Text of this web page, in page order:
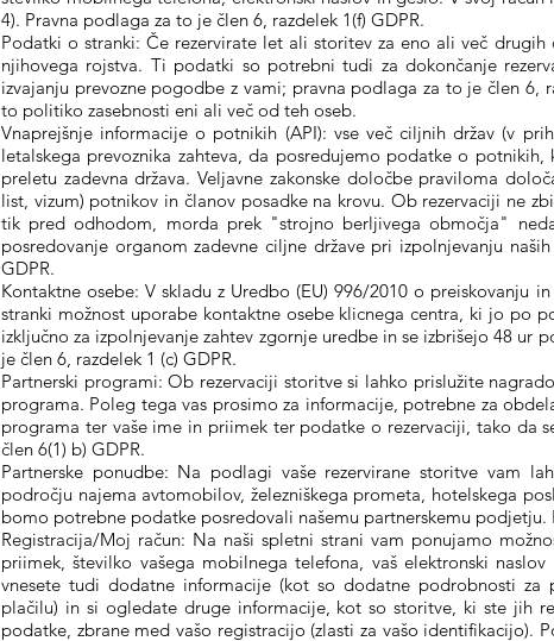
4). Pravna podlaga za to je člen 6, razdelek 1(f) GDPR.
Podatki o stranki: Če rezervirate let ali storitev za eno ali več
njihovega rojstva. Ti podatki so potrebni tudi za dokončanje
izvajanju prevozne pogodbe z vami; pravna podlaga za to je člen 6,
to politiko zasebnosti eni ali več od teh oseb.
Vnaprejšnje informacije o potnikih (API): vse več ciljnih držav (v
letalskega prevoznika zahteva, da posredujemo podatke o
preletu zadevna država. Veljavne zakonske določbe praviloma
list, vizum) potnikov in članov posadke na krovu. Ob rezervaciji ne
tik pred odhodom, morda prek "strojno berljivega območja"
posredovanje organom zadevne ciljne države pri izpolnjevanju
GDPR.
Kontaktne osebe: V skladu z Uredbo (EU) 996/2010 o preiskovanju
stranki možnost uporabe kontaktne osebe klicnega centra, ki jo po
izključno za izpolnjevanje zahtev zgornje uredbe in se izbrišejo 48
je člen 6, razdelek 1 (c) GDPR.
Partnerski programi: Ob rezervaciji storitve si lahko prislužite
programa. Poleg tega vas prosimo za informacije, potrebne za
programa ter vaše ime in priimek ter podatke o rezervaciji, tako da
člen 6(1) b) GDPR.
Partnerske ponudbe: Na podlagi vaše rezervirane storitve vam
področju najema avtomobilov, železniškega prometa, hotelskega
bomo potrebne podatke posredovali našemu partnerskemu podjetju.
Registracija/Moj račun: Na naši spletni strani vam ponujamo
priimek, številko vašega mobilnega telefona, vaš elektronski
vnesete tudi dodatne informacije (kot so dodatne podrobnosti
plačilu) in si ogledate druge informacije, kot so storitve, ki ste jih
podatke, zbrane med vašo registracijo (zlasti za vašo